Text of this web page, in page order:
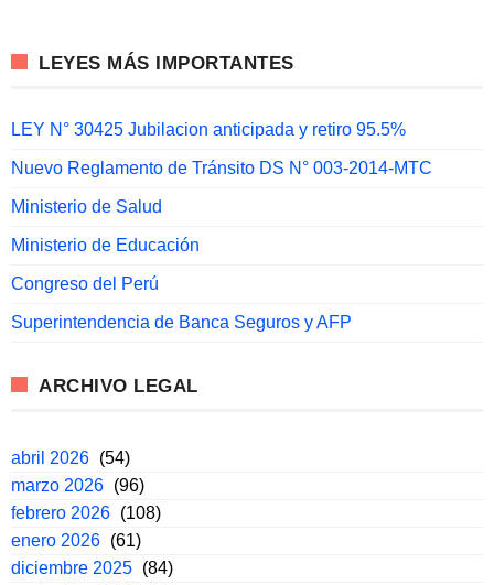
LEYES MÁS IMPORTANTES
LEY N° 30425 Jubilacion anticipada y retiro 95.5%
Nuevo Reglamento de Tránsito DS N° 003-2014-MTC
Ministerio de Salud
Ministerio de Educación
Congreso del Perú
Superintendencia de Banca Seguros y AFP
ARCHIVO LEGAL
abril 2026 (54)
marzo 2026 (96)
febrero 2026 (108)
enero 2026 (61)
diciembre 2025 (84)